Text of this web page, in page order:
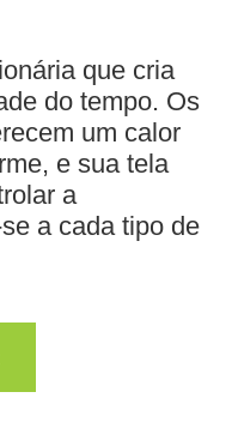
que cria
do tempo. Os
um calor
e sua tela
a
a cada tipo de